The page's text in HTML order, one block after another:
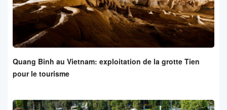
Quang Binh au Vietnam: exploitation de la grotte Tien
pour le tourisme